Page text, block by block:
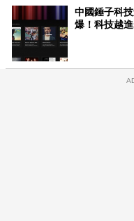
中國錘子科
爆！科技越